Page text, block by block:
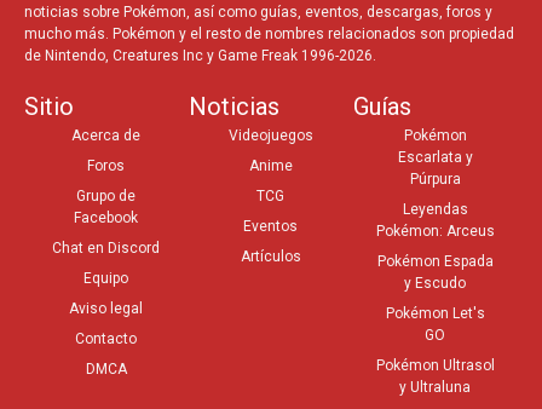
noticias sobre Pokémon, así como guías, eventos, descargas, foros y
mucho más. Pokémon y el resto de nombres relacionados son propiedad
de Nintendo, Creatures Inc y Game Freak 1996-2026.
Sitio
Acerca de
Foros
Grupo de
Facebook
Chat en Discord
Equipo
Aviso legal
Contacto
DMCA
Noticias
Videojuegos
Anime
TCG
Eventos
Artículos
Guías
Pokémon
Escarlata y
Púrpura
Leyendas
Pokémon: Arceus
Pokémon Espada
y Escudo
Pokémon Let's
GO
Pokémon Ultrasol
y Ultraluna